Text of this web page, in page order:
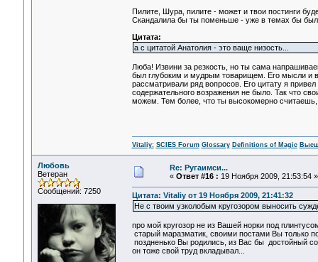
Пилите, Шура, пилите - может и твои постинги
Скандалила бы ты поменьше - уже в темах бы
Цитата:
а с цитатой Анатолия - это ваще низость...
Люба! Извини за резкость, но ты сама
был глубоким и мудрым товарищем. Его мысли и
рассматривали ряд вопросов. Его цитату я
содержательного возражения не было. Так что
можем. Тем более, что ты высокомерно
Vitaliy: SCIES Forum Glossary Definitions of Magic
Любовь
Ветеран
Сообщений: 7250
Re: Ругаимси...
« Ответ #16 : 19 Ноября 2009, 21:53:54 »
Цитата: Vitaliy от 19 Ноября 2009, 21:41:32
Не с твоим узколобым кругозором выносить
про мой кругозор не из Вашей норки под
старый маразматик, своими постами Вы только
поздненько Вы родились, из Вас бы достойный
он тоже свой труд вкладывал...